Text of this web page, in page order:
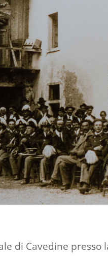
di Cavedine presso